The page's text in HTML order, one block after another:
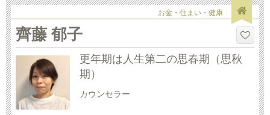
お金・住まい・健康
齊藤 郁子
更年期は人生第二の思春期（思秋
期）
カウンセラー